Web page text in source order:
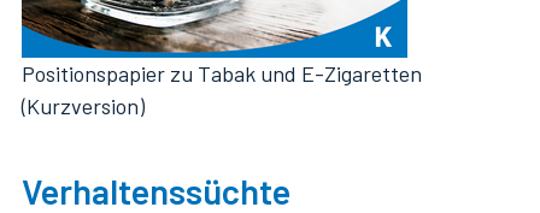
Positionspapier zu Tabak und E-Zigaretten
(Kurzversion)
Verhaltenssüchte